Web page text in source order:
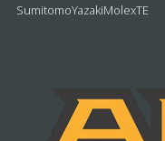
SumitomoYazakiMolexTE